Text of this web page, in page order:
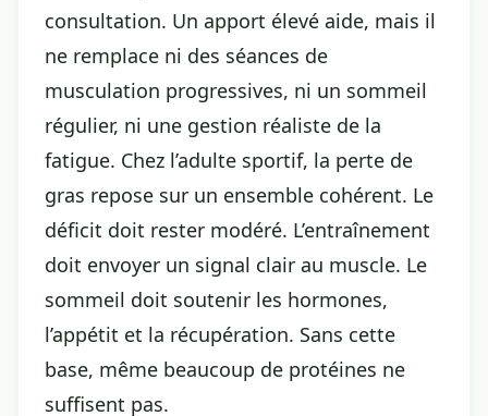
consultation. Un apport élevé aide, mais il
ne remplace ni des séances de
musculation progressives, ni un sommeil
régulier, ni une gestion réaliste de la
fatigue. Chez l’adulte sportif, la perte de
gras repose sur un ensemble cohérent. Le
déficit doit rester modéré. L’entraînement
doit envoyer un signal clair au muscle. Le
sommeil doit soutenir les hormones,
l’appétit et la récupération. Sans cette
base, même beaucoup de protéines ne
suffisent pas.